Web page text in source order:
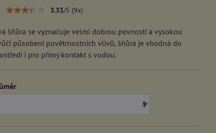
3.33/5 (9x)
šňůra se vyznačuje velmi dobrou pevností a vysokou
působení povětrnostních vlivů, šňůra je vhodná do
i pro přímý kontakt s vodou.